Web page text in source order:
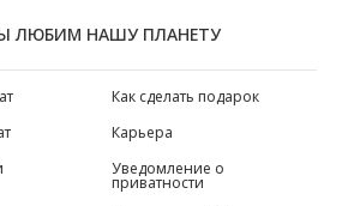
ЛЮБИМ НАШУ ПЛАНЕТУ
Как сделать подарок
Карьера
Уведомление о
приватности